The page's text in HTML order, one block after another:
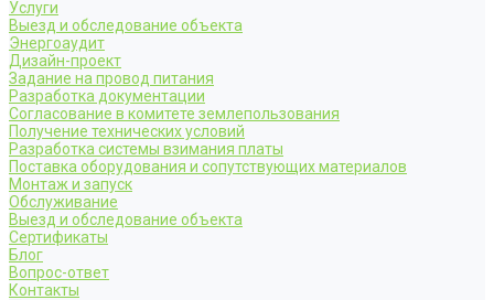
Услуги
Выезд и обследование объекта
Энергоаудит
Дизайн-проект
Задание на провод питания
Разработка документации
Согласование в комитете землепользования
Получение технических условий
Разработка системы взимания платы
Поставка оборудования и сопутствующих материалов
Монтаж и запуск
Обслуживание
Выезд и обследование объекта
Сертификаты
Блог
Вопрос-ответ
Контакты